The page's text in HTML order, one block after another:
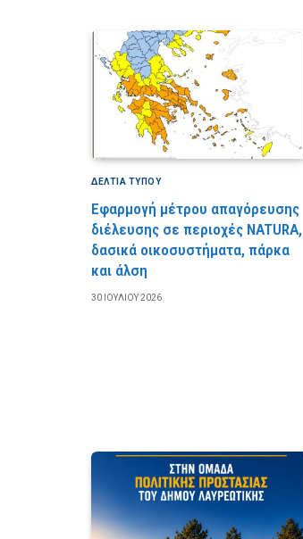
ΔΕΛΤΙΑ ΤΥΠΟΥ
Εφαρμογή μέτρου απαγόρευσης
διέλευσης σε περιοχές NATURA,
δασικά οικοσυστήματα, πάρκα
και άλση
30 ΙΟΥΛΊΟΥ 2026